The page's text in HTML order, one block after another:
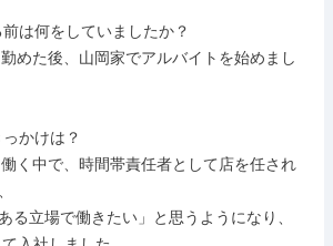
は何をしていましたか？
めた後、山岡家でアルバイトを始めまし
かけは？
く中で、時間帯責任者として店を任され
る立場で働きたい」と思うようになり、